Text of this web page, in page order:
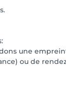
une
ou de